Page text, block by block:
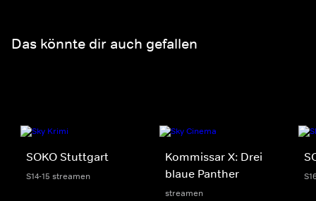
Das könnte dir auch gefallen
SOKO Stuttgart
S14-15 streamen
Kommissar X: Drei
blaue Panther
streamen